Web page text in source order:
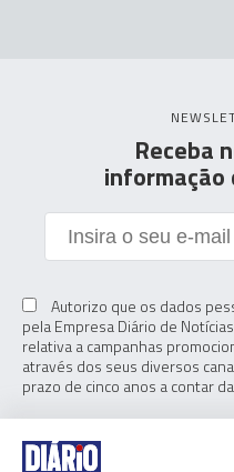
Receba
informação
Autorizo que os dados
pela Empresa Diário de
relativa a campanhas
através dos seus diversos
prazo de cinco anos a contar